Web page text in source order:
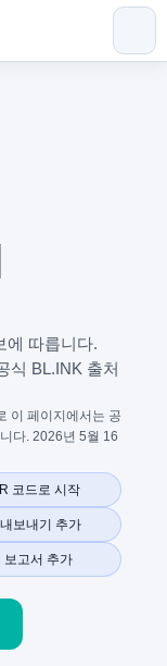
에 따릅니다.
식 BL.INK 출처
이 페이지에서는 공
다. 2026년 5월 16
코드로 시작
보내기 추가
보고서 추가